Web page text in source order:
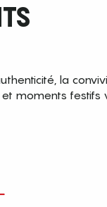
la
moments